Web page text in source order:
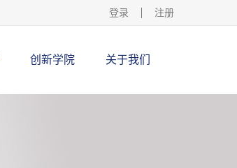
登录 注册
创新学院 关于我们